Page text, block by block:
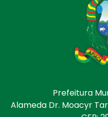
Prefeitura
Alameda Dr. Moacyr